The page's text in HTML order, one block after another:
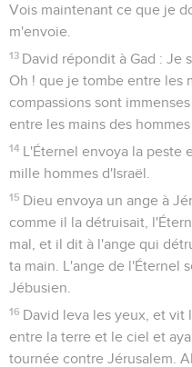
Vois maintenant ce que je
m'envoie.
13 David répondit à Gad : Je
Oh ! que je tombe entre les
compassions sont
entre les mains des hommes
14 L'Éternel envoya la peste
mille hommes d'Israël.
15 Dieu envoya un ange à
comme il la détruisait,
mal, et il dit à l'ange qui
ta main. L'ange de l'Éternel
Jébusien.
16 David leva les yeux, et vit
entre la terre et le ciel et
tournée contre Jérusalem.